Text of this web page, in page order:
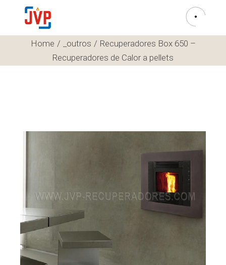
Home _outros
Recuperadores Box 650 –
Recuperadores de Calor a pellets